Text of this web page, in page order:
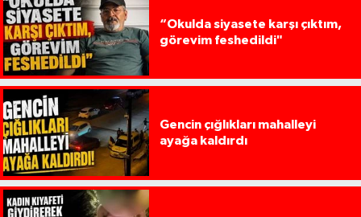
“Okulda siyasete karşı çıktım,
görevim feshedildi"
Gencin çığlıkları mahalleyi
ayağa kaldırdı